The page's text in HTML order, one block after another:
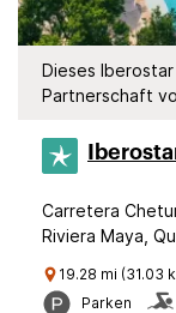
Dieses
Partnerschaft
Carretera
Riviera Maya,
19.28 mi (31.03
Parken